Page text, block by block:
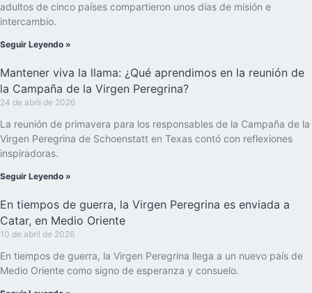
adultos de cinco países compartieron unos días de misión e
intercambio.
Seguir Leyendo »
Mantener viva la llama: ¿Qué aprendimos en la reunión de
la Campaña de la Virgen Peregrina?
24 de abril de 2026
La reunión de primavera para los responsables de la Campaña de la
Virgen Peregrina de Schoenstatt en Texas contó con reflexiones
inspiradoras.
Seguir Leyendo »
En tiempos de guerra, la Virgen Peregrina es enviada a
Catar, en Medio Oriente
10 de abril de 2026
En tiempos de guerra, la Virgen Peregrina llega a un nuevo país de
Medio Oriente como signo de esperanza y consuelo.